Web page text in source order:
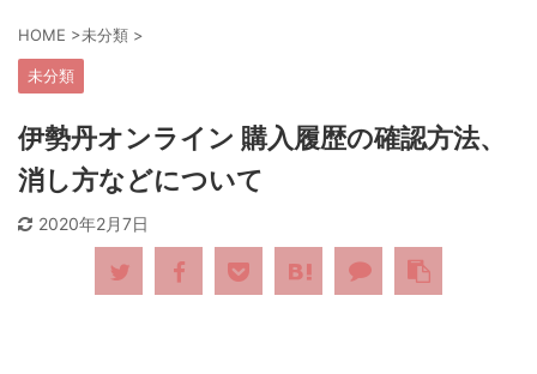
HOME >未分類 >
未分類
伊勢丹オンライン 購入履歴の確認方法、
消し方などについて
2020年2月7日